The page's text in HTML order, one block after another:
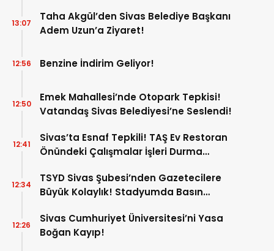
Taha Akgül’den Sivas Belediye Başkanı
Adem Uzun’a Ziyaret!
13:07
Benzine İndirim Geliyor!
12:56
Emek Mahallesi’nde Otopark Tepkisi!
Vatandaş Sivas Belediyesi’ne Seslendi!
12:50
Sivas’ta Esnaf Tepkili! TAŞ Ev Restoran
Önündeki Çalışmalar İşleri Durma
12:41
TSYD Sivas Şubesi’nden Gazetecilere
Büyük Kolaylık! Stadyumda Basın
12:34
Sivas Cumhuriyet Üniversitesi’ni Yasa
Boğan Kayıp!
12:26